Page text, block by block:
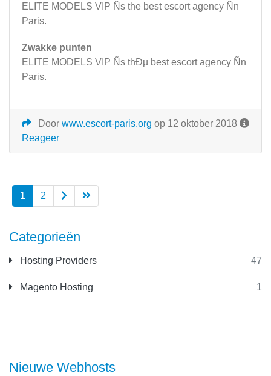
Categorieën
Hosting Providers 47
Magento Hosting 1
Nieuwe Webhosts
ELITE MODELS VIP Ñs the best escort agency Ñn
Paris.
Zwakke punten
ELITE MODELS VIP Ñs thÐµ best escort agency Ñn
Paris.
Door www.escort-paris.org op 12 oktober 2018
Reageer
1 2